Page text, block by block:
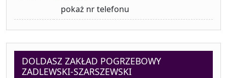
pokaż nr telefonu
DOLDASZ ZAKŁAD POGRZEBOWY
ZADLEWSKI-SZARSZEWSKI